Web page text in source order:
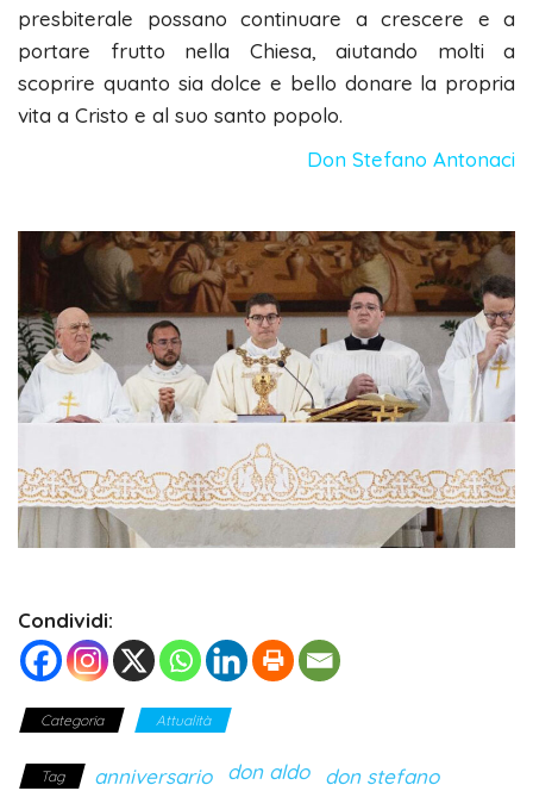
presbiterale possano continuare a crescere e a
portare frutto nella Chiesa, aiutando molti a
scoprire quanto sia dolce e bello donare la propria
vita a Cristo e al suo santo popolo.
Don Stefano Antonaci
Condividi:
Categoria Attualità
Tag anniversario don aldo don stefano